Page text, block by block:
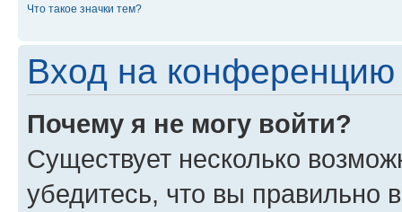
Что такое значки тем?
Вход на конференцию
Почему я не могу войти?
Существует несколько
убедитесь, что вы правильно